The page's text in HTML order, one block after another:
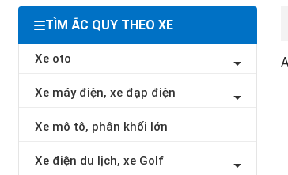
TÌM ẮC QUY THEO XE
Xe oto
Xe máy điện, xe đạp điện
Xe mô tô, phân khối lớn
Xe điện du lịch, xe Golf